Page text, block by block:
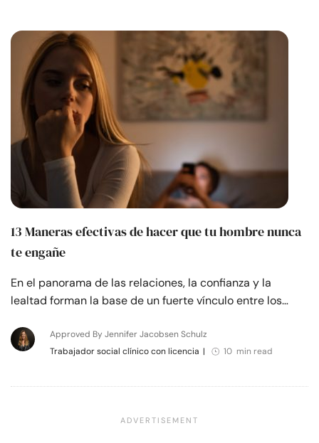
13 Maneras efectivas de hacer que tu hombre nunca
te engañe
En el panorama de las relaciones, la confianza y la
lealtad forman la base de un fuerte vínculo entre los…
Approved By Jennifer Jacobsen Schulz
Trabajador social clínico con licencia | 10 min read